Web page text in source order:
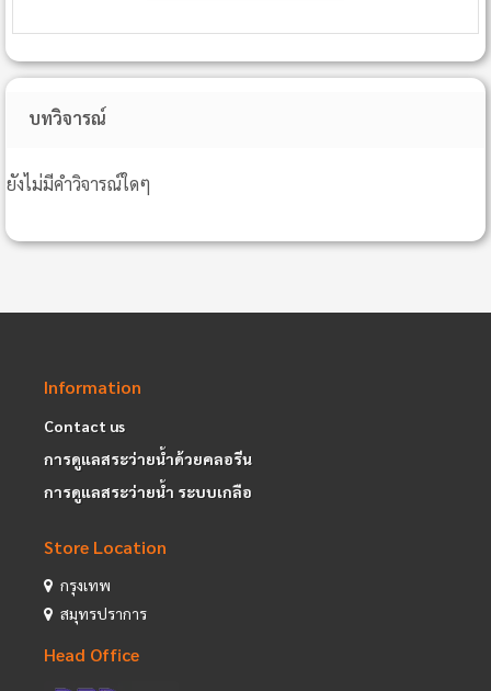
บทวิจารณ์
ยังไม่มีคำวิจารณ์ใดๆ
Information
Contact us
การดูแลสระว่ายน้ำด้วยคลอรีน
การดูแลสระว่ายน้ำ ระบบเกลือ
Store Location
กรุงเทพ
สมุทรปราการ
Head Office